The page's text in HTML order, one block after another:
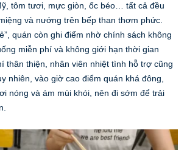
tôm tươi, mực giòn, ốc béo… tất cả đều
và nướng trên bếp than thơm phức.
quán còn ghi điểm nhờ chính sách không
miễn phí và không giới hạn thời gian
thân thiện, nhân viên nhiệt tình hỗ trợ cũng
nhiên, vào giờ cao điểm quán khá đông,
nóng và ám mùi khói, nên đi sớm để trải